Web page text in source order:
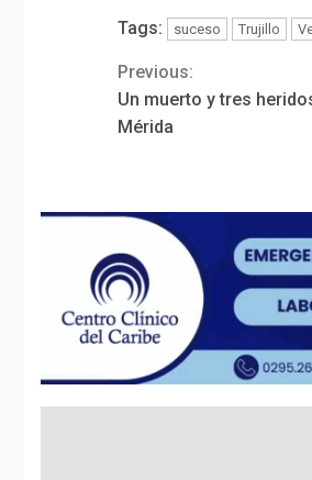
Tags: suceso Trujillo
Continue
Reading
Previous:
Un muerto y tres
Mérida